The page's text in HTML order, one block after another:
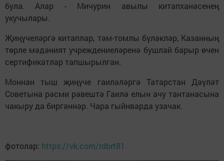
була. Алар - Мичурин авылы китапханәсенең
укучылары.
Җиңүчеләргә китаплар, тәм-томлы бүләкләр, Казанның
төрле мәдәният учреждениеләренә бушлай барыр өчен
сертификатлар тапшырылган.
Моннан тыш җиңүче гаиләләргә Татарстан Дәүләт
Советына рәсми рәвештә Гаилә елын ачу тантанасына
чакыру да биргәннәр. Чара гыйнварда узачак.
фотолар: https://vk.com/rdbrt81